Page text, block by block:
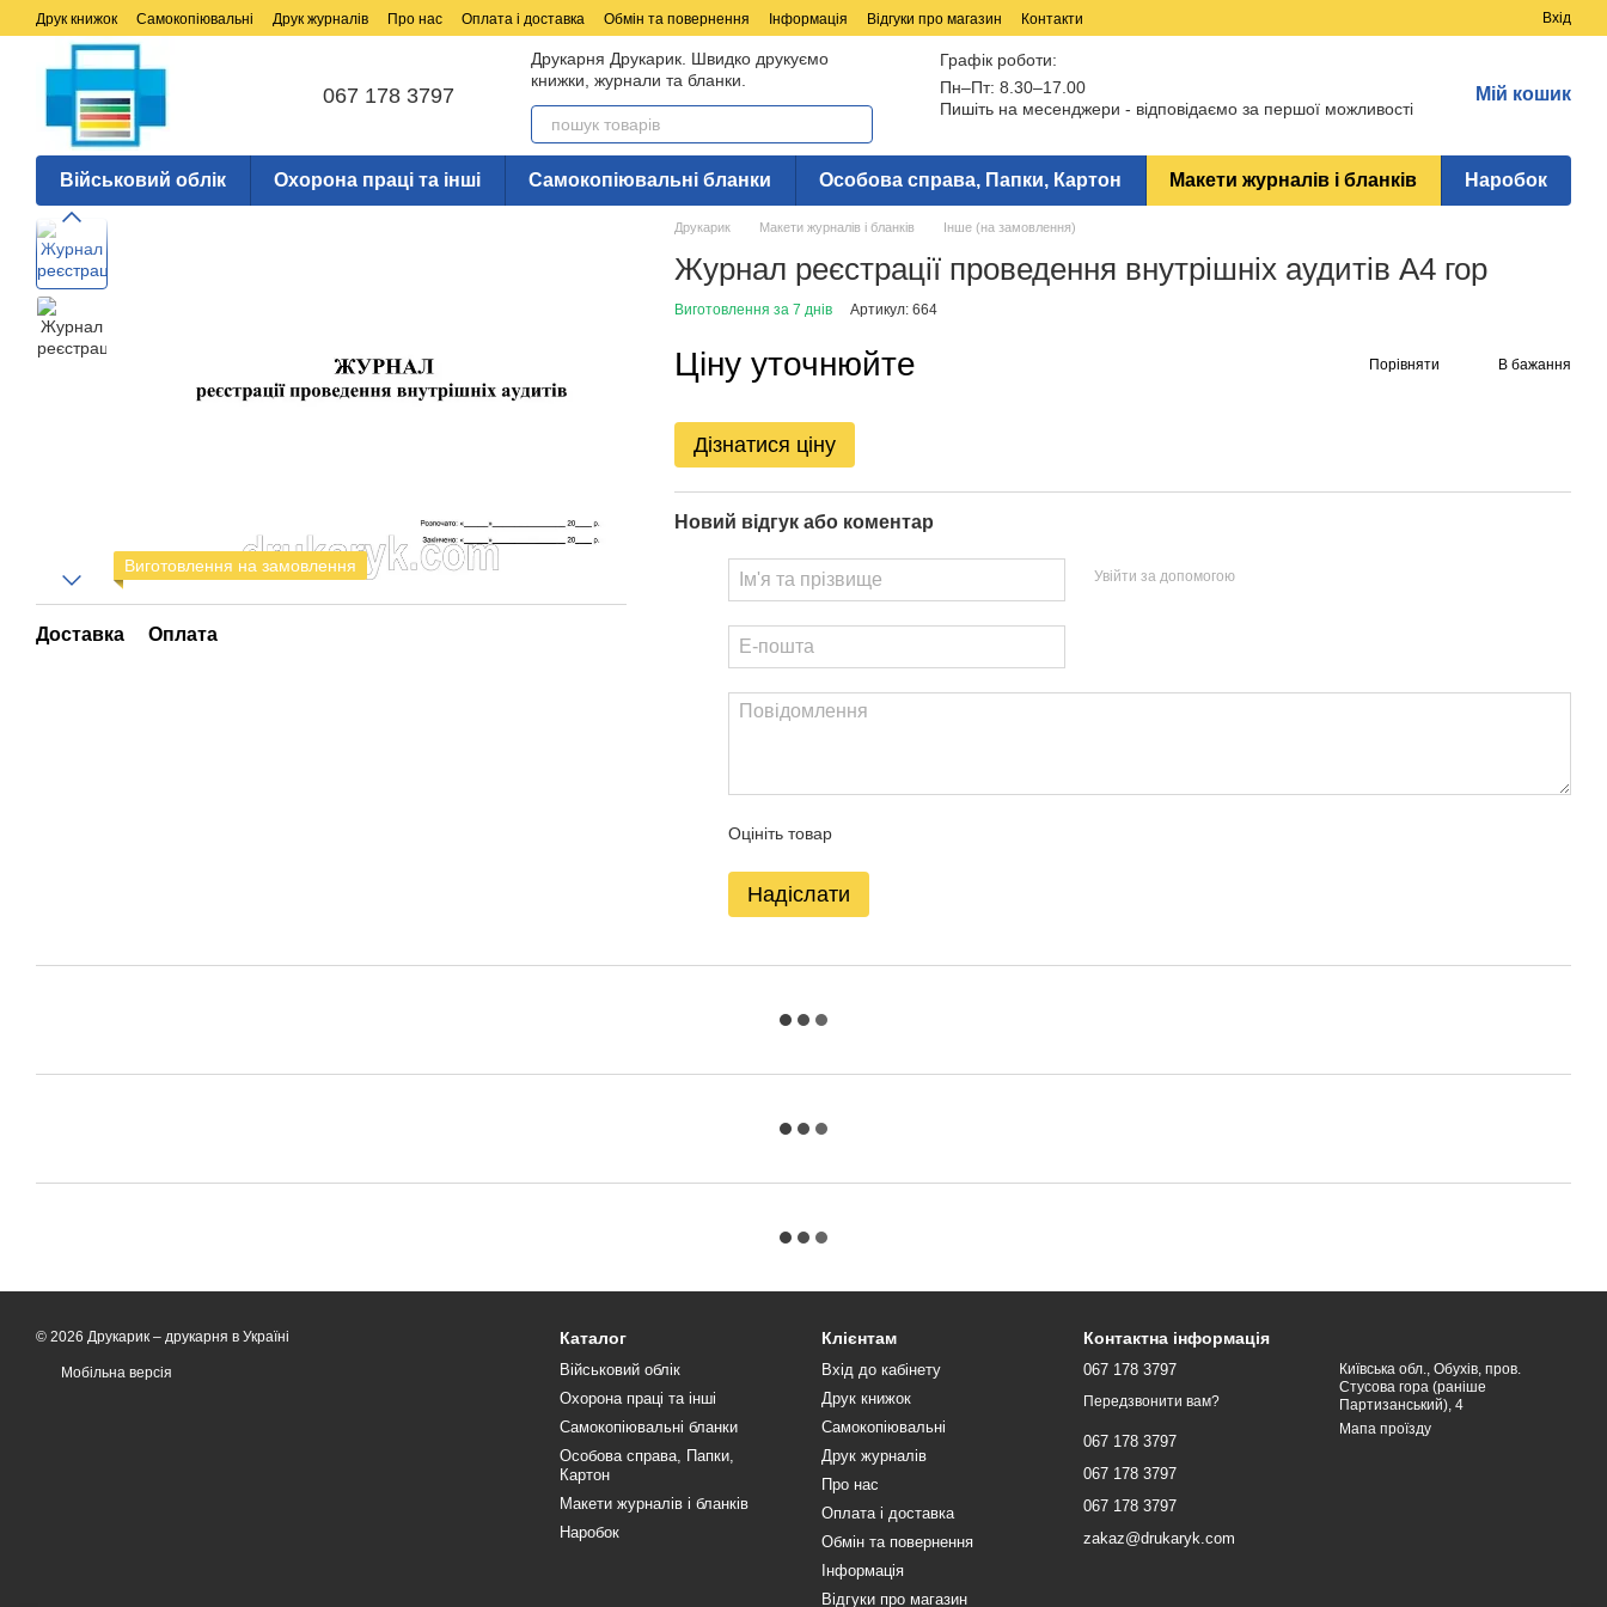
Перейти до основного контенту
Друк книжок Самокопіювальні Друк журналів Про нас Оплата і доставка Обмін та повернення Інформація Відгуки про магазин Контакти Вхід
067 178 3797
Друкарня Друкарик. Швидко друкуємо
книжки, журнали та бланки.
Графік роботи:
Пн–Пт: 8.30–17.00
Пишіть на месенджери - відповідаємо за першої можливості
Мій кошик
Військовий облік Охорона праці та інші Самокопіювальні бланки Особова справа, Папки, Картон Макети журналів і бланків Наробок
Виготовлення на замовлення
Доставка Оплата
Друкарик Макети журналів і бланків Інше (на замовлення)
Журнал реєстрації проведення внутрішніх аудитів А4 гор
Виготовлення за 7 днів Артикул: 664
Ціну уточнюйте Порівняти В бажання
Дізнатися ціну
Новий відгук або коментар
Увійти за допомогою
Оцініть товар
Надіслати
© 2026 Друкарик – друкарня в Україні
Мобільна версія
Каталог
Військовий облік
Охорона праці та інші
Самокопіювальні бланки
Особова справа, Папки,
Картон
Макети журналів і бланків
Наробок
Клієнтам
Вхід до кабінету
Друк книжок
Самокопіювальні
Друк журналів
Про нас
Оплата і доставка
Обмін та повернення
Інформація
Відгуки про магазин
Контактна інформація
067 178 3797
Передзвонити вам?
067 178 3797
067 178 3797
067 178 3797
zakaz@drukaryk.com
Київська обл., Обухів, пров.
Стусова гора (раніше
Партизанський), 4
Мапа проїзду